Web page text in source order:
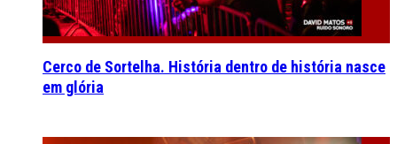
Cerco de Sortelha. História dentro de história nasce
em glória